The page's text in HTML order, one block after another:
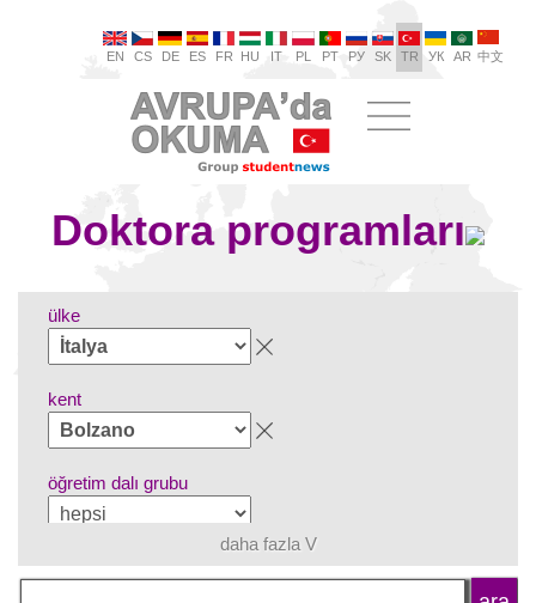
EN CS DE ES FR HU IT PL PT РУ SK TR УК AR 中文
Doktora programları
ülke
kent
öğretim dalı grubu
dil
daha fazla V